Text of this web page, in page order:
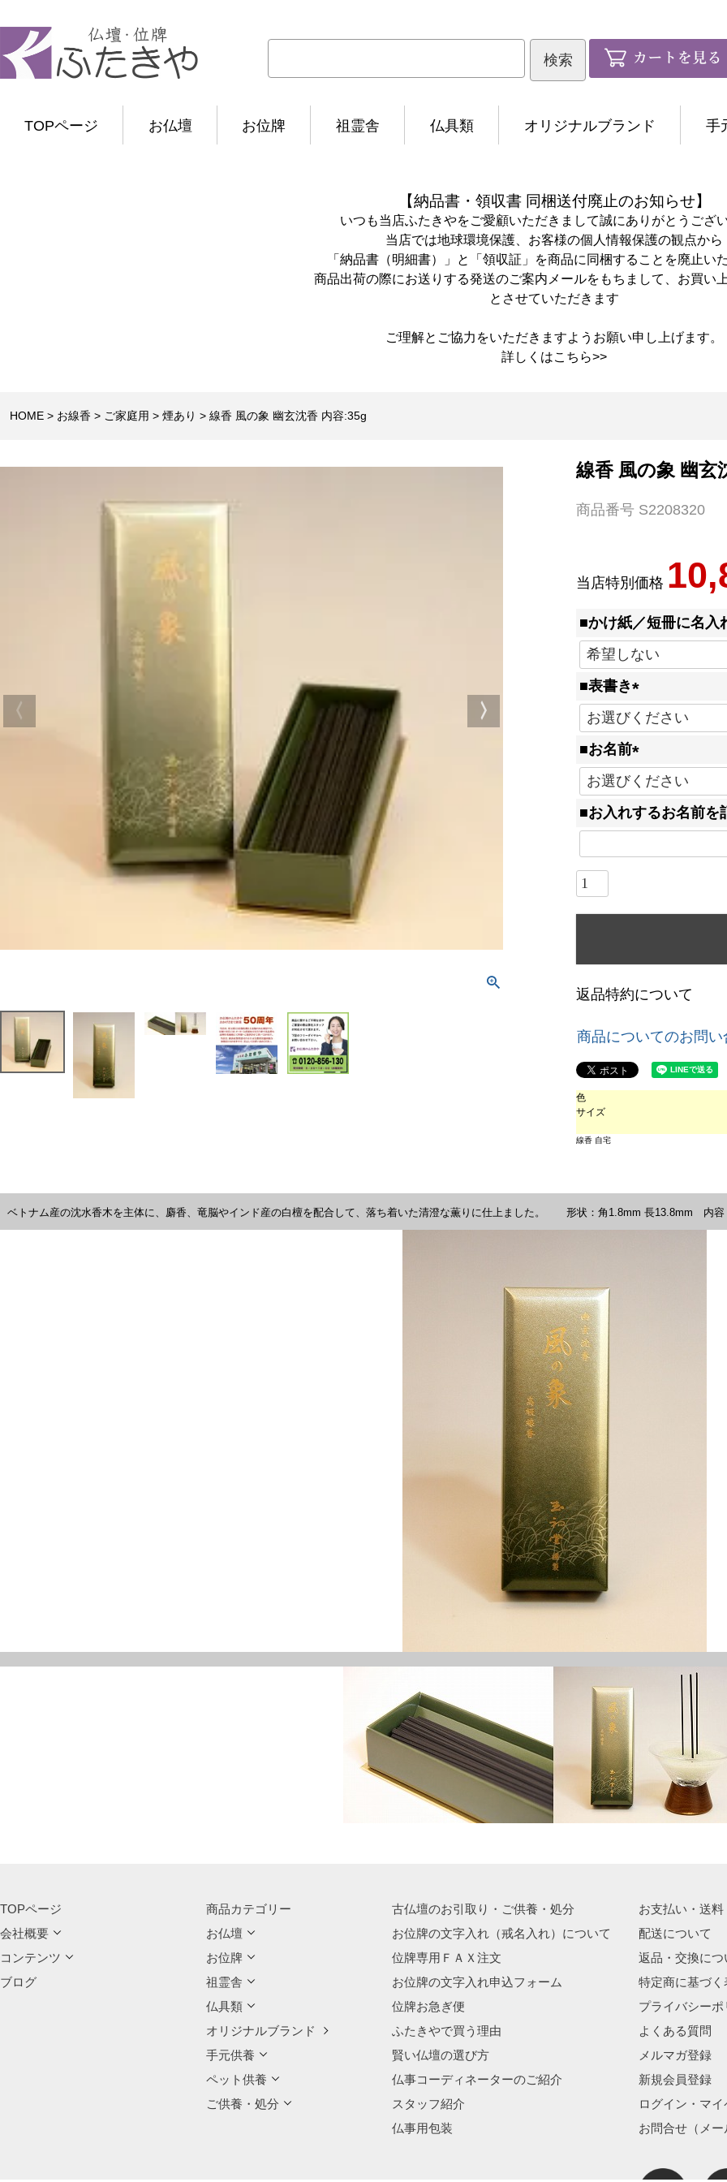
TOPページ お仏壇 お位牌 祖霊舎 仏具類 オリジナルブランド 手
【納品書・領収書 同梱送付廃止のお知らせ】
いつも当店ふたきやをご愛顧いただきまして誠にありがとうござ
当店では地球環境保護、お客様の個人情報保護の観点から
「納品書（明細書）」と「領収証」を商品に同梱することを廃止い
商品出荷の際にお送りする発送のご案内メールをもちまして、お買い
とさせていただきます
ご理解とご協力をいただきますようお願い申し上げます。
詳しくはこちら>>
HOME お線香 ご家庭用 煙あり 線香 風の象 幽玄沈香 内容:35g
線香 風の象 幽玄
商品番号 S2208320
当店特別価格
■かけ紙／短冊に名入
■表書き
(
必
須
)
■お名前
(
必
須
■お入れするお名前を
返品特約について
商品についてのお問い
色
サイズ
線香 自宅
ベトナム産の沈水香木を主体に、麝香、竜脳やインド産の白檀を配合して、落ち着いた清澄な薫りに仕上ました。 形状：角1.8mm 長13.8mm 内容
TOPページ
会社概要
コンテンツ
ブログ
商品カテゴリー
お仏壇
お位牌
祖霊舎
仏具類
オリジナルブランド
手元供養
ペット供養
ご供養・処分
古仏壇のお引取り・ご供養・処分
お位牌の文字入れ（戒名入れ）について
位牌専用ＦＡＸ注文
お位牌の文字入れ申込フォーム
位牌お急ぎ便
ふたきやで買う理由
賢い仏壇の選び方
仏事コーディネーターのご紹介
スタッフ紹介
仏事用包装
お支払い・送料
配送について
返品・交換につ
特定商に基づく
プライバシーポ
よくある質問
メルマガ登録
新規会員登録
ログイン・マ
お問合せ（メー